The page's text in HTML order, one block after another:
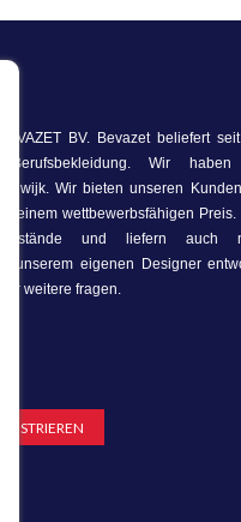
BV. Bevazet beliefert
Berufsbekleidung. Wir
Wir bieten unseren
einem wettbewerbsfähigen
und liefern auch
unserem eigenen Designer
weitere fragen.